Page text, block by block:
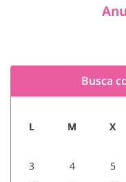
Busca
L M X
3
4 5